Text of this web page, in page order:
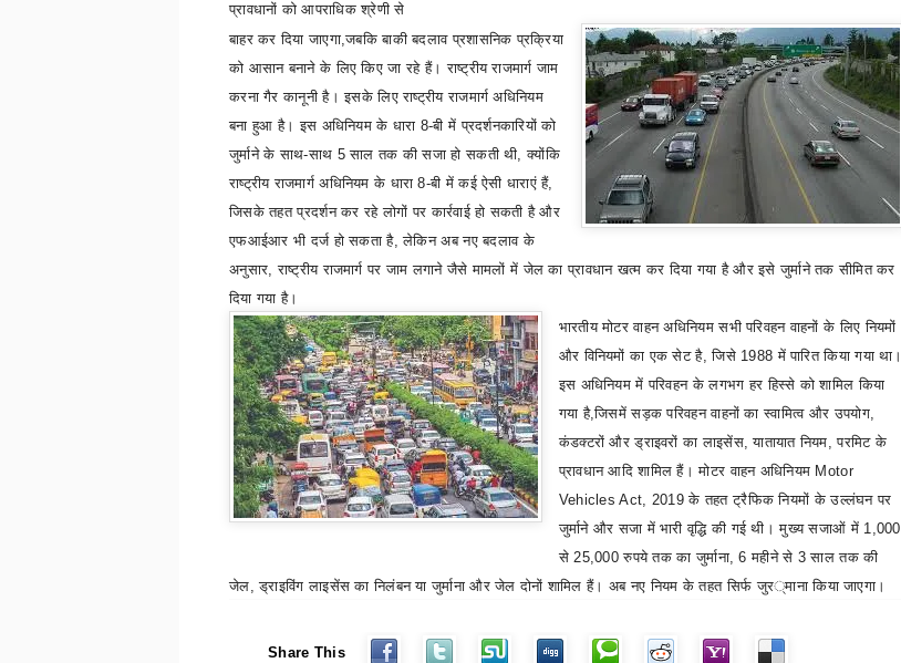
प्रावधानों को आपराधिक श्रेणी से
बाहर कर दिया जाएगा,जबकि बाकी बदलाव प्रशासनिक प्रक्रिया
को आसान बनाने के लिए किए जा रहे हैं। राष्ट्रीय राजमार्ग जाम
करना गैर कानूनी है। इसके लिए राष्ट्रीय राजमार्ग अधिनियम
बना हुआ है। इस अधिनियम के धारा 8-बी में प्रदर्शनकारियों को
जुर्माने के साथ-साथ 5साल तक की सजा हो सकती थी,क्योंकि
राष्ट्रीय राजमार्ग अधिनियम के धारा8-बी में कई ऐसी धाराएं हैं,
जिसके तहत प्रदर्शन कर रहे लोगों पर कार्रवाई हो सकती है और
एफआईआर भी दर्ज हो सकता है,लेकिन अब नए बदलाव के
अनुसार,राष्ट्रीय राजमार्ग पर जाम लगाने जैसे मामलों में जेल का प्रावधान खत्म कर दिया गया है और इसे जुर्माने तक सीमित कर
दिया गया है।
भारतीय मोटर वाहन अधिनियम सभी परिवहन वाहनों के लिए नियमों
और विनियमों का एक सेट है,जिसे 1988में पारित किया गया था।
इस अधिनियम में परिवहन के लगभग हर हिस्से को शामिल किया
गया है,जिसमें सड़क परिवहन वाहनों का स्वामित्व और उपयोग,
कंडक्टरों और ड्राइवरों का लाइसेंस,यातायात नियम,परमिट के
प्रावधान आदि शामिल हैं। मोटर वाहन अधिनियम Motor
Vehicles Act, 2019के तहत ट्रैफिक नियमों के उल्लंघन पर
जुर्माने और सजा में भारी वृद्धि की गई थी। मुख्य सजाओं में 1,000
से25,000रुपये तक का जुर्माना, 6महीने से 3साल तक की
जेल,ड्राइविंग लाइसेंस का निलंबन याजुर्माना और जेल दोनों शामिल हैं। अब नए नियम के तहत सिर्फ जुर्माना किया जाएगा।
Share This